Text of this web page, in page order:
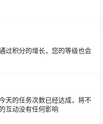
过积分的增长，您的等级也会
天的任务次数已经达成，将不
互动没有任何影响